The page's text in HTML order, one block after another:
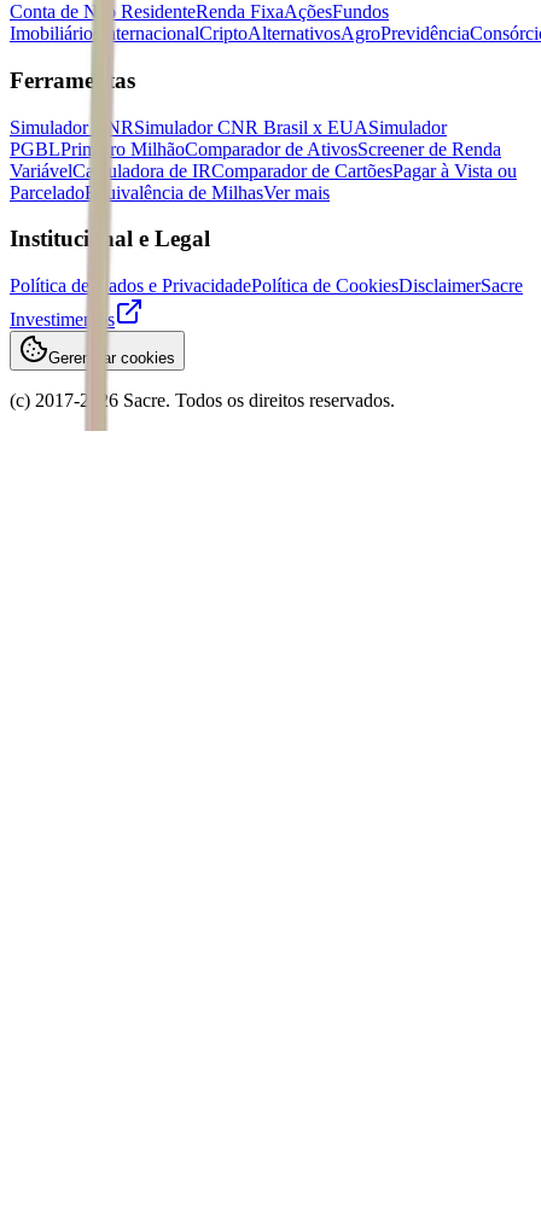
Conta de Não ResidenteRenda FixaAçõesFundos
Imobiliários
InternacionalCriptoAlternativosAgroPrevidência
Ferramentas
Simulador CNRSimulador CNR Brasil x EUASimulador
PGBLPrimeiro MilhãoComparador de AtivosScreener de Renda
VariávelCalculadora de IRComparador de CartõesPagar à Vista ou
ParceladoEquivalência de MilhasVer mais
Institucional e Legal
Política de Dados e PrivacidadePolítica de CookiesDisclaimerSacre
Investimentos
Gerenciar cookies
(c) 2017-2026 Sacre. Todos os direitos reservados.